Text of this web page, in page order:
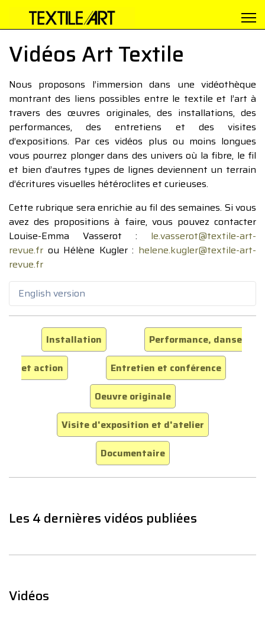
Vidéos Art Textile
Nous proposons l’immersion dans une vidéothèque
montrant des liens possibles entre le textile et l’art à
travers des œuvres originales, des installations, des
performances, des entretiens et des visites
d’expositions. Par ces vidéos plus ou moins longues
vous pourrez plonger dans des univers où la fibre, le fil
et bien d’autres types de lignes deviennent un terrain
d’écritures visuelles hétéroclites et curieuses.
Cette rubrique sera enrichie au fil des semaines. Si vous
avez des propositions à faire, vous pouvez contacter
Louise-Emma Vasserot : le.vasserot@textile-art-
revue.fr ou Hélène Kugler : helene.kugler@textile-art-
revue.fr
English version
Installation
Performance, danse
et action
Entretien et conférence
Oeuvre originale
Visite d'exposition et d'atelier
Documentaire
Les 4 dernières vidéos publiées
Vidéos